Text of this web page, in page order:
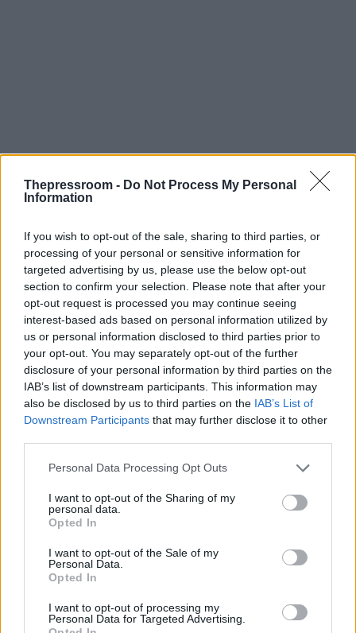
Thepressroom - Do Not Process My Personal
Information
If you wish to opt-out of the sale, sharing to third parties, or
processing of your personal or sensitive information for
targeted advertising by us, please use the below opt-out
section to confirm your selection. Please note that after your
opt-out request is processed you may continue seeing
interest-based ads based on personal information utilized by
us or personal information disclosed to third parties prior to
your opt-out. You may separately opt-out of the further
disclosure of your personal information by third parties on the
IAB’s list of downstream participants. This information may
also be disclosed by us to third parties on the IAB’s List of
Downstream Participants that may further disclose it to other
Please note that this website/app uses one or more Google
not limited to your visit or usage behaviour. You may click to
grant or deny consent to Google and its third-party tags to
use your data for below specified purposes in below Google
consent section.
Personal Data Processing Opt Outs
I want to opt-out of the Sharing of my
personal data.
Opted In
I want to opt-out of the Sale of my
Personal Data.
Opted In
I want to opt-out of processing my
Personal Data for Targeted Advertising.
Αν και η χολέρα αποτελεί μια ενδημική και
εποχική έξαρση για τη Νιγηρία, η ραγδαία
διασπορά της τροφοδοτείται από τις τραγικές
ελλείψεις σε βασικές υποδομές, καθώς, βάσει
εκατομμυρίων κατοίκων της χώρας έχει
πρόσβαση σε ασφαλές και καθαρό νερό.
Το ξέσπασμα της νόσου έχει λάβει ανησυχητικές
διαστάσεις στην πολιτεία Μπόρνο, επηρεάζοντας
απομονωμένες αγροτικές κοινότητες της
επαρχίας.
Οι παντελώς ανεπαρκείς συνθήκες υγιεινής και η